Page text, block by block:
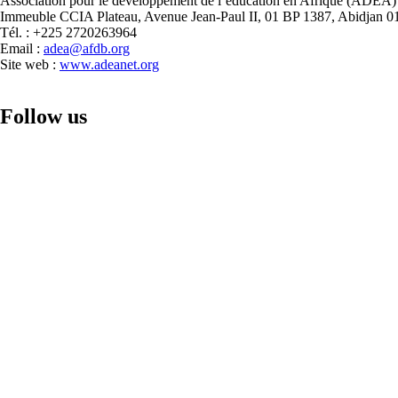
Immeuble CCIA Plateau, Avenue Jean-Paul II, 01 BP 1387, Abidjan
Tél. : +225 2720263964
Email : adea@afdb.org
Site web : www.adeanet.org
Follow us